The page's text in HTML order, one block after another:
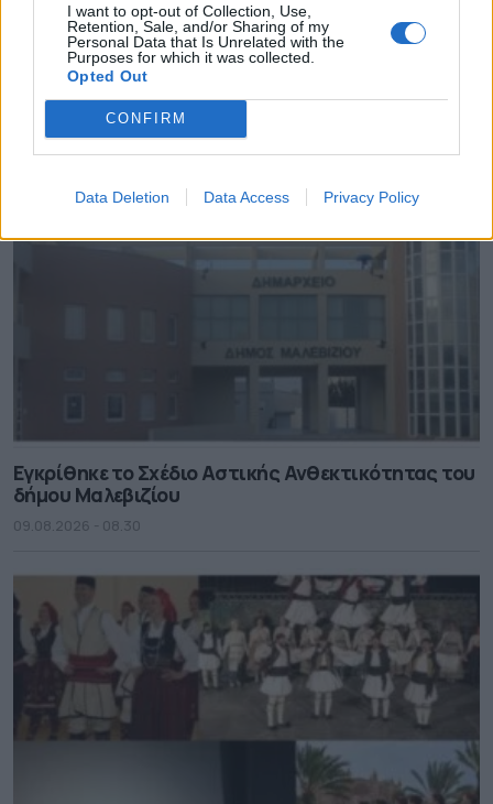
I want to opt-out of Collection, Use,
Retention, Sale, and/or Sharing of my
Personal Data that Is Unrelated with the
Purposes for which it was collected.
Opted Out
CONFIRM
Data Deletion Data Access Privacy Policy
Σε κατάσταση κινητοποίησης Red Code και
σήμερα η χώρα
09.08.2026 - 08.46
Εγκρίθηκε το Σχέδιο Αστικής Ανθεκτικότητας του
δήμου Μαλεβιζίου
09.08.2026 - 08.30